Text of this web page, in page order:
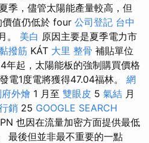
季，儘管太陽能產量較高，但
價值仍低於 four 公司登記 台中
。 美白 原因主要是夏季電力市
撥筋 KÁT 大里 整骨 補貼單位
年起，太陽能板的強制購買價格
電1度電將獲得47.04福林。 網
外燴 1 月至 雙眼皮 5 氣結 月
銷 25 GOOGLE SEARCH
也因在流量加密方面提供最低
最後但並非最不重要的一點